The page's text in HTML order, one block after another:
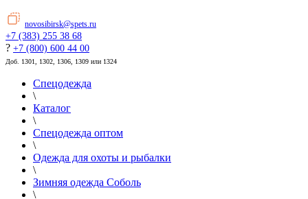
novosibirsk@spets.ru
+7 (383) 255 38 68
? +7 (800) 600 44 00
Доб. 1301, 1302, 1306, 1309 или 1324
Спецодежда
\
Каталог
\
Спецодежда оптом
\
Одежда для охоты и рыбалки
\
Зимняя одежда Соболь
\